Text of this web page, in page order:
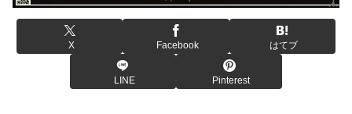
X Facebook はてブ
LINE Pinterest